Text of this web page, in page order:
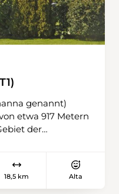
genannt)
etwa 917 Metern
der
Oberland in
und erreicht auf
18,5 km Alta